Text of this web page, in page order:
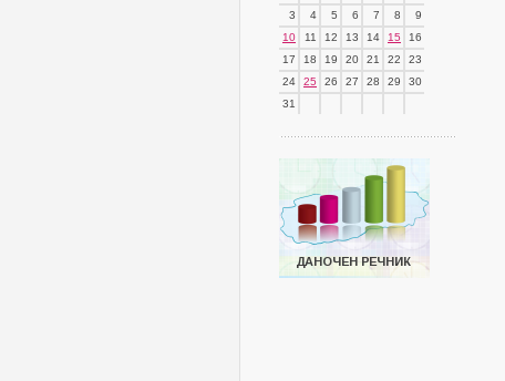
3
4 5 6 7 8
9
10
11 12 13 14 15
16
17
18 19 20 21 22
23
24
25 26 27 28 29
30
31